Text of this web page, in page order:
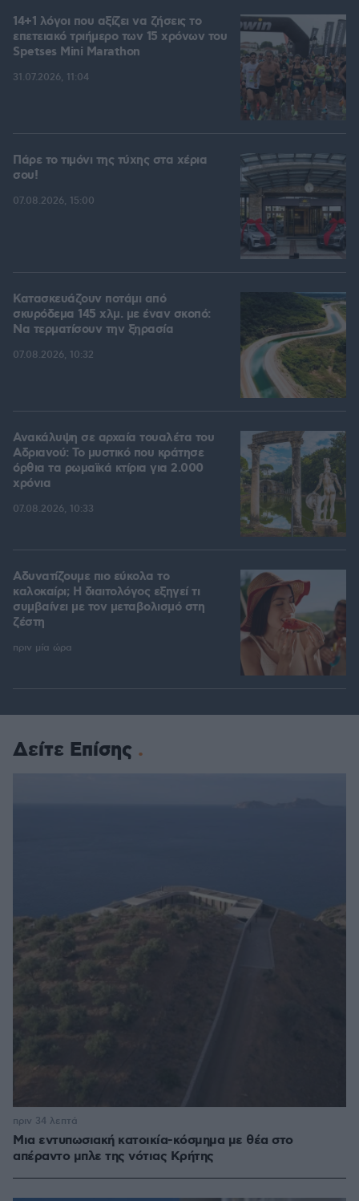
14+1 λόγοι που αξίζει να ζήσεις το
επετειακό τριήμερο των 15 χρόνων του
Spetses Mini Marathon
31.07.2026, 11:04
Πάρε το τιμόνι της τύχης στα χέρια
σου!
07.08.2026, 15:00
Κατασκευάζουν ποτάμι από
σκυρόδεμα 145 χλμ. με έναν σκοπό:
Να τερματίσουν την ξηρασία
07.08.2026, 10:32
Ανακάλυψη σε αρχαία τουαλέτα του
Αδριανού: Το μυστικό που κράτησε
όρθια τα ρωμαϊκά κτίρια για 2.000
χρόνια
07.08.2026, 10:33
Αδυνατίζουμε πιο εύκολα το
καλοκαίρι; Η διαιτολόγος εξηγεί τι
συμβαίνει με τον μεταβολισμό στη
ζέστη
πριν μία ώρα
Δείτε Επίσης
Μια εντυπωσιακή κατοικία-κόσμημα με θέα στο
απέραντο μπλε της νότιας Κρήτης
πριν 34 λεπτά